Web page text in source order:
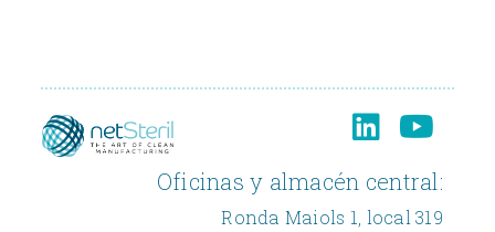
Oficinas y almacén central:
Ronda Maiols 1, local 319